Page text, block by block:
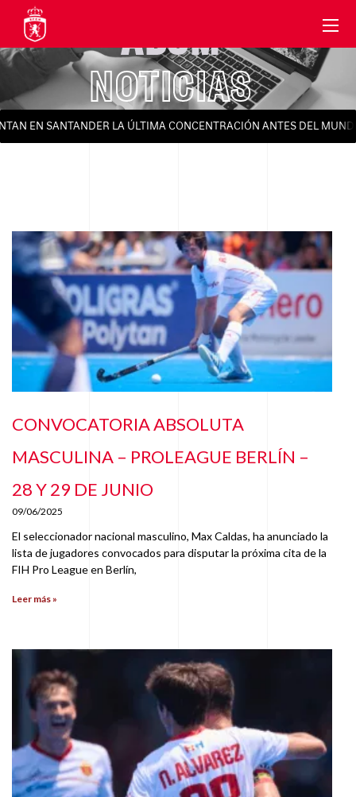
ABSM
NOTICIAS
EN SANTANDER LA ÚLTIMA CONCENTRACIÓN ANTES DEL MUNDIAL
CONVOCATORIA ABSOLUTA
MASCULINA – PROLEAGUE BERLÍN –
28 Y 29 DE JUNIO
09/06/2025
El seleccionador nacional masculino, Max Caldas, ha anunciado la
lista de jugadores convocados para disputar la próxima cita de la
FIH Pro League en Berlín,
Leer más »